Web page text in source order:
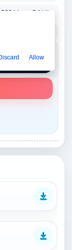
320 kbps, 7,1 Mb.
Allow